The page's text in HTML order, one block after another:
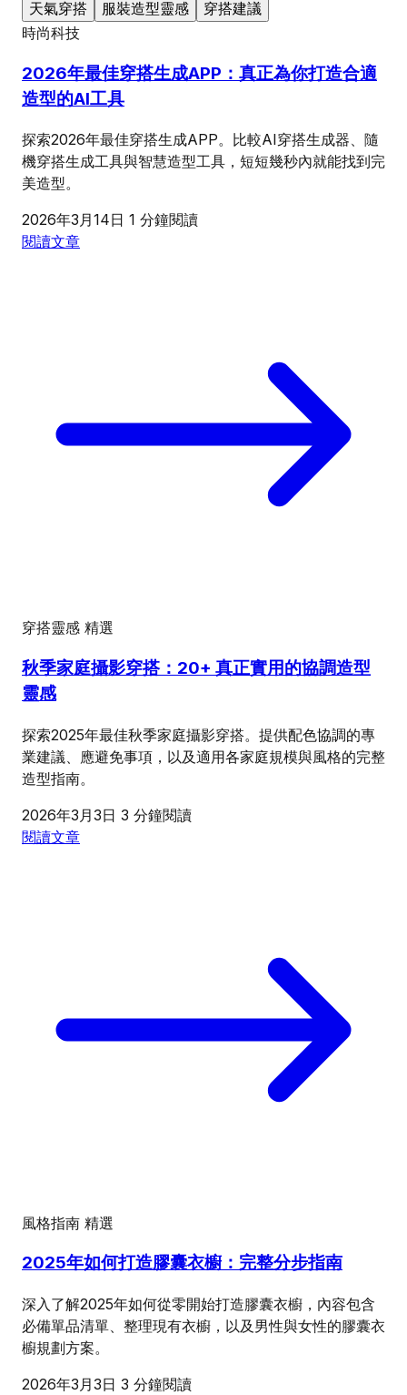
天氣穿搭 服裝造型靈感
穿搭建議
時尚科技
2026年最佳穿搭生成APP：真正為你打造合適
造型的AI工具
探索2026年最佳穿搭生成APP。比較AI穿搭生成器、隨
機穿搭生成工具與智慧造型工具，短短幾秒內就能找到完
美造型。
2026年3月14日 1 分鐘閱讀
閱讀文章
穿搭靈感 精選
秋季家庭攝影穿搭：20+ 真正實用的協調造型
靈感
探索2025年最佳秋季家庭攝影穿搭。提供配色協調的專
業建議、應避免事項，以及適用各家庭規模與風格的完整
造型指南。
2026年3月3日 3 分鐘閱讀
閱讀文章
風格指南 精選
2025年如何打造膠囊衣櫥：完整分步指南
深入了解2025年如何從零開始打造膠囊衣櫥，內容包含
必備單品清單、整理現有衣櫥，以及男性與女性的膠囊衣
櫥規劃方案。
2026年3月3日 3 分鐘閱讀